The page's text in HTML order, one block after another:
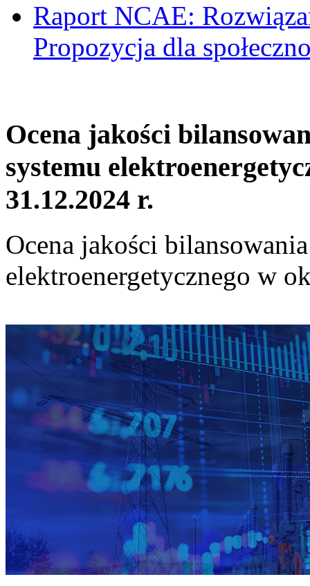
Raport NCAE:
Propozycja dla
Ocena jakości
systemu
31.12.2024 r.
Ocena jakości
elektroenergetycznego w